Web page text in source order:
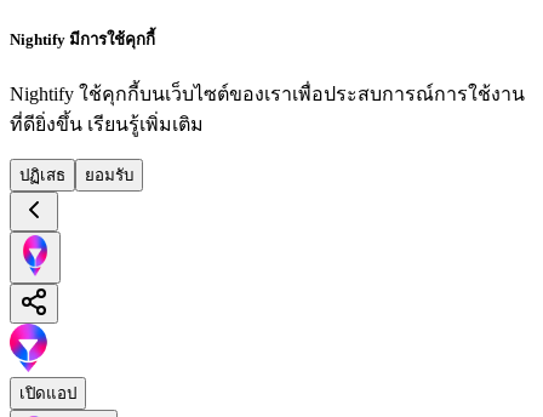
Nightify มีการใช้คุกกี้
Nightify ใช้คุกกี้บนเว็บไซต์ของเราเพื่อประสบการณ์การใช้งาน
ที่ดียิ่งขึ้น เรียนรู้เพิ่มเติม
ปฏิเสธ ยอมรับ
เปิดแอป